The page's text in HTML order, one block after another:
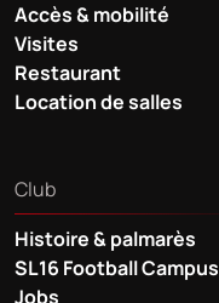
Accès & mobilité
Visites
Restaurant
Location de salles
Club
Histoire & palmarès
SL16 Football Campus
Jobs